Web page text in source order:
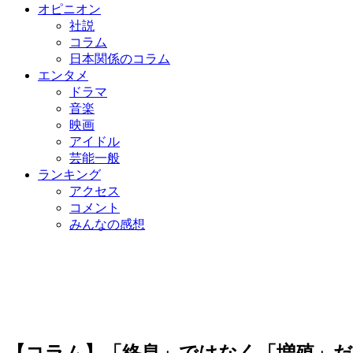
オピニオン
社説
コラム
日本関係のコラム
エンタメ
ドラマ
音楽
映画
アイドル
芸能一般
ランキング
アクセス
コメント
みんなの感想